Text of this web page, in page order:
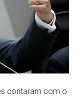
contaram com o